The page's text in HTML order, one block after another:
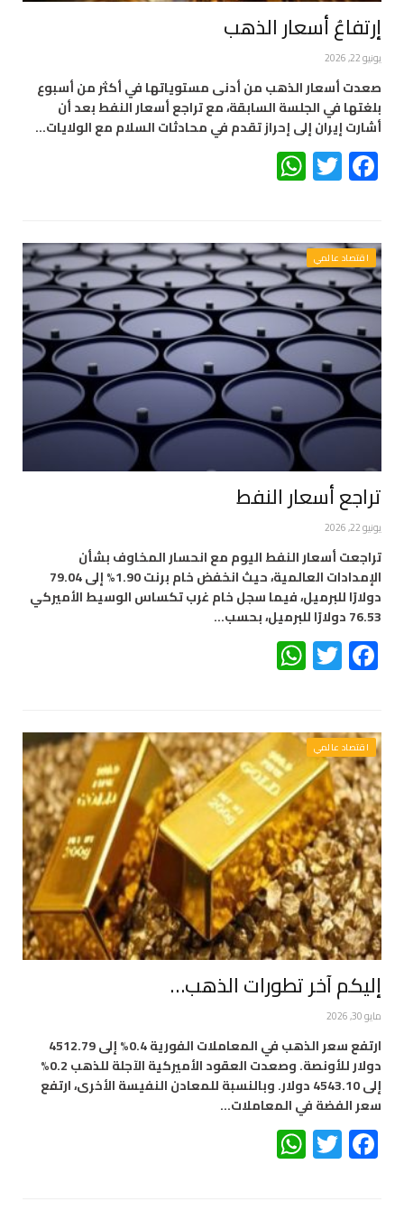
إرتفاعُ أسعار الذهب
يونيو 22, 2026
صعدت ‌أسعار ​الذهب من أدنى مستوياتها في ⁠أكثر من أسبوع
بلغتها في الجلسة السابقة، مع تراجع أسعار النفط بعد أن
أشارت إيران إلى إحراز تقدم في محادثات السلام مع الولايات…
Facebook
Twitter
اقتصاد عالمي
تراجع أسعار النفط
يونيو 22, 2026
تراجعت أسعار النفط اليوم مع انحسار المخاوف بشأن
الإمدادات العالمية، حيث انخفض خام برنت 1.90% إلى 79.04
دولارًا للبرميل، فيما سجل خام غرب تكساس الوسيط الأميركي
76.53 دولارًا للبرميل، بحسب…
Facebook
Twitter
اقتصاد عالمي
إليكم آخر تطورات الذهب…
مايو 30, 2026
ارتفع سعر الذهب في المعاملات الفورية 0.4% إلى 4512.79
دولار للأونصة. وصعدت العقود الأميركية الآجلة للذهب 0.2%
إلى ​4543.10 دولار. وبالنسبة ⁠للمعادن النفيسة الأخرى، ارتفع
‌سعر الفضة في المعاملات…
Facebook
Twitter